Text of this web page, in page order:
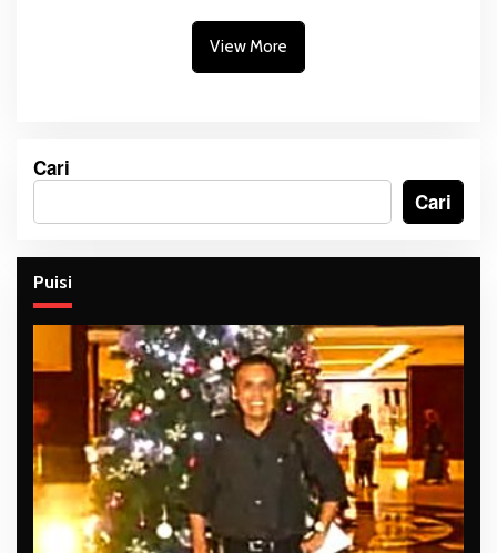
View More
Cari
Cari
Puisi